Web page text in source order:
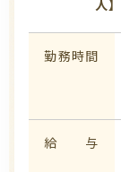
人】
勤務時間
給 与